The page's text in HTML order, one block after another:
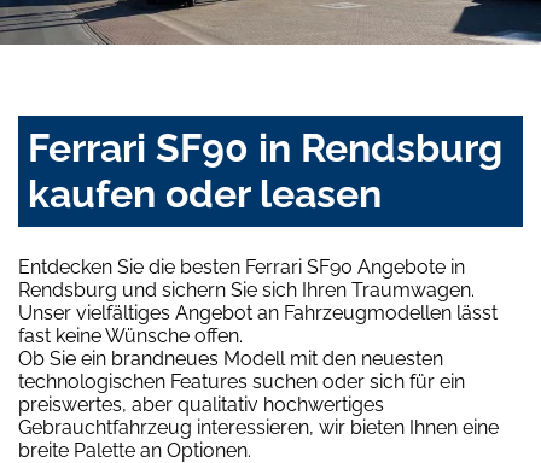
Ferrari SF90 in Rendsburg
kaufen oder leasen
Entdecken Sie die besten Ferrari SF90 Angebote in
Rendsburg und sichern Sie sich Ihren Traumwagen.
Unser vielfältiges Angebot an Fahrzeugmodellen lässt
fast keine Wünsche offen.
Ob Sie ein brandneues Modell mit den neuesten
technologischen Features suchen oder sich für ein
preiswertes, aber qualitativ hochwertiges
Gebrauchtfahrzeug interessieren, wir bieten Ihnen eine
breite Palette an Optionen.